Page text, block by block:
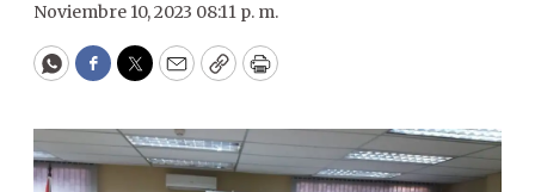
Noviembre 10, 2023 08:11 p. m.
WhatsApp
Facebook
Twitter
EmailCopyPrint